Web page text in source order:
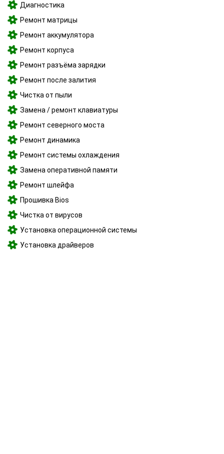
Диагностика
Ремонт матрицы
Ремонт аккумулятора
Ремонт корпуса
Ремонт разъёма зарядки
Ремонт после залития
Чистка от пыли
Замена / ремонт клавиатуры
Ремонт северного моста
Ремонт динамика
Ремонт системы охлаждения
Замена оперативной памяти
Ремонт шлейфа
Прошивка Bios
Чистка от вирусов
Установка операционной системы
Установка драйверов